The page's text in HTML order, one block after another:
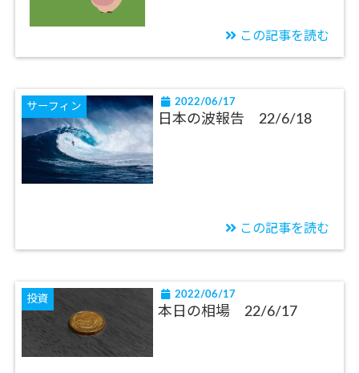
この記事を読む
サーフィン 2022/06/17
日本の波報告 22/6/18
この記事を読む
投資 2022/06/17
本日の相場 22/6/17